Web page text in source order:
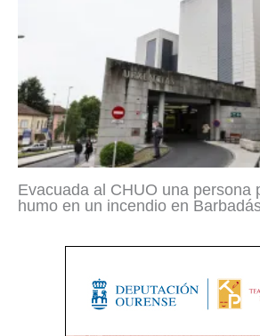
Evacuada al CHUO una persona
humo en un incendio en